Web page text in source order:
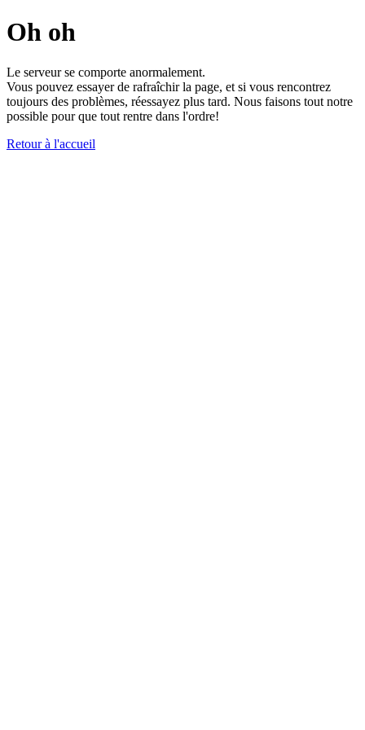
Oh oh
Le serveur se comporte anormalement.
Vous pouvez essayer de rafraîchir la page, et si vous rencontrez
toujours des problèmes, réessayez plus tard. Nous faisons tout notre
possible pour que tout rentre dans l'ordre!
Retour à l'accueil